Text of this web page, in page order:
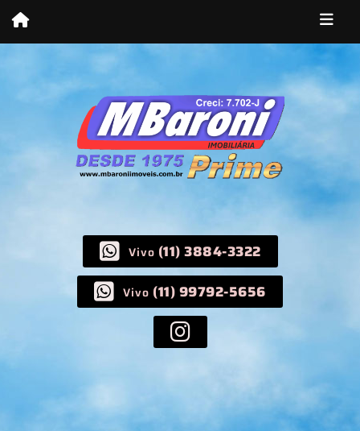
Vivo (11) 3884-3322
Vivo (11) 99792-5656